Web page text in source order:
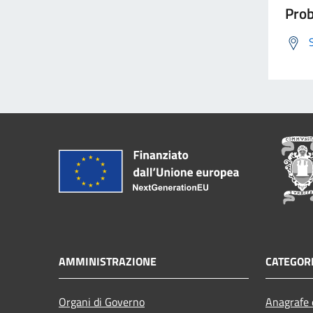
AMMINISTRAZIONE
Organi di Governo